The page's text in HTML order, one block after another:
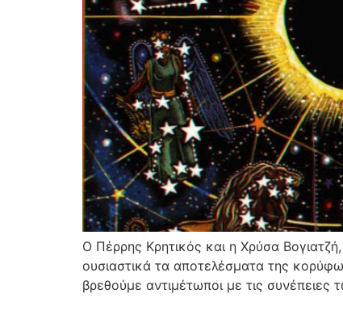
Ο Πέρρης Κρητικός και η Χρύσα
ουσιαστικά τα αποτελέσματα της
βρεθούμε αντιμέτωποι με τις